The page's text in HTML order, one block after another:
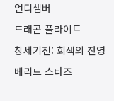
언디셈버
드래곤 플라이트
창세기전: 회색의 잔영
베리드 스타즈